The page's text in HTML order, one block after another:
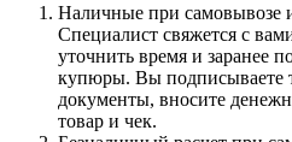
Наличные при самовывозе
Специалист свяжется с
уточнить время и заранее
купюры. Вы подписываете
документы, вносите
товар и чек.